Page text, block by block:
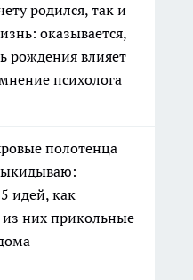
родился, так и
оказывается,
рождения влияет
психолога
полотенца
идей, как
из них прикольные